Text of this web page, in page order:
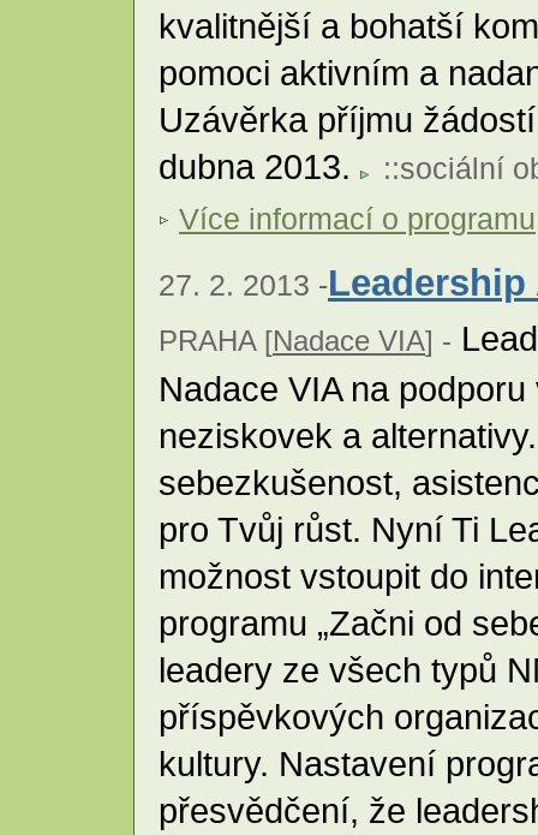
kvalitnější a bohatší
pomoci aktivním a
Uzávěrka příjmu
dubna 2013.
::sociální
Více informací o programu
27. 2. 2013 -
PRAHA [Nadace VIA] -
Nadace VIA na
neziskovek a
sebezkušenost,
pro Tvůj růst. Nyní Ti
možnost vstoupit do
programu „Začni od
leadery ze všech typů
příspěvkových
kultury. Nastavení
přesvědčení, že